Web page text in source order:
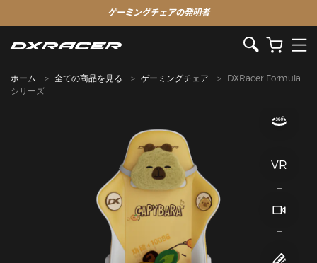
ゲーミングチェアの発明者
ホーム 全ての商品を見る ゲーミングチェア
DXRacer Formula
シリーズ
VR